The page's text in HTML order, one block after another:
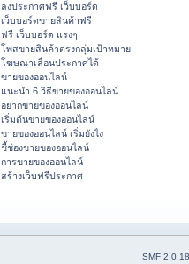
ลงประกาศฟรี เว็บบอร์ด
เว็บบอร์ดขายสินค้าฟรี
ฟรี เว็บบอร์ด แรงๆ
โพสขายสินค้าตรงกลุ่มเป้าหมาย
โฆษณาเลื่อนประกาศได้
ขายของออนไลน์
แนะนำ 6 วิธีขายของออนไลน์
อยากขายของออนไลน์
เริ่มต้นขายของออนไลน์
ขายของออนไลน์ เริ่มยังไง
ชี้ช่องขายของออนไลน์
การขายของออนไลน์
สร้างเว็บฟรีประกาศ
SMF 2.0.18